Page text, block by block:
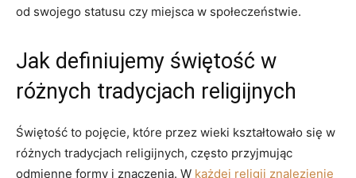
od swojego statusu czy miejsca w społeczeństwie.
Jak definiujemy świętość ⁢w
różnych tradycjach religijnych
Świętość to pojęcie, które przez wieki kształtowało się w
różnych tradycjach religijnych, często przyjmując
⁢odmienne formy ‌i znaczenia. W każdej religii znalezienie